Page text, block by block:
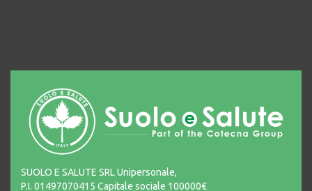
SUOLO E SALUTE SRL Unipersonale,
P.I. 01497070415 Capitale sociale 100000€